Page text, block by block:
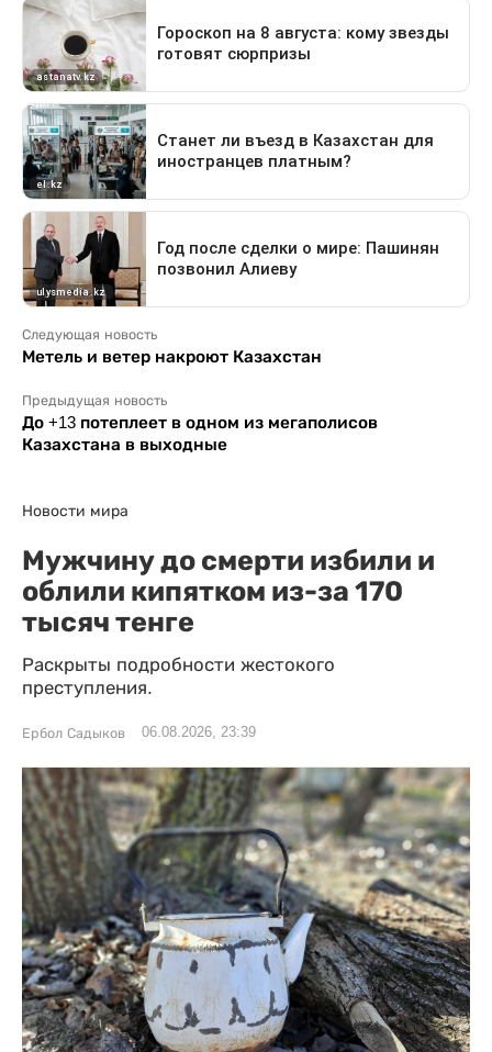
Следующая новость
Метель и ветер накроют Казахстан
Предыдущая новость
До +13 потеплеет в одном из мегаполисов
Казахстана в выходные
Новости мира
Мужчину до смерти избили и
облили кипятком из-за 170
тысяч тенге
Раскрыты подробности жестокого
преступления.
Ербол Садыков 06.08.2026, 23:39